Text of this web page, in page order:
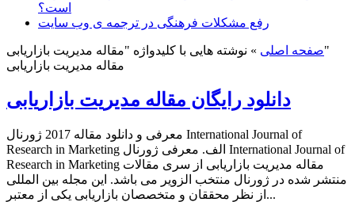
است؟
رفع مشکلات فرهنگی در ترجمه ی وب سایت
صفحه اصلی »
نوشته هایی با کلیدواژه "مقاله مدیریت بازاریابی"
مقاله مدیریت بازاریابی
دانلود رایگان مقاله مدیریت بازاریابی
معرفی و دانلود مقاله 2017 ژورنال International Journal of
Research in Marketing الف. معرفی ژورنال International Journal of
Research in Marketing مقاله مدیریت بازاریابی از سری مقالات
منتشر شده در ژورنال منتخب الزویر می باشد. این مجله بین المللی
از نظر محققان و متخصصان بازاریابی یکی از معتبر...